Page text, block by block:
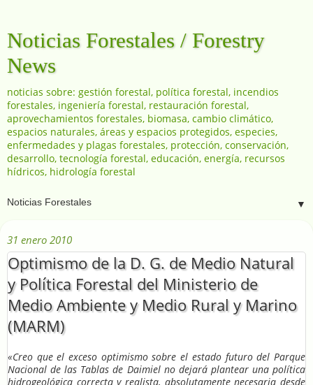
Noticias Forestales / Forestry
News
noticias sobre: gestión forestal, política forestal, incendios
forestales, ingeniería forestal, restauración forestal,
aprovechamientos forestales, biomasa, cambio climático,
espacios naturales, áreas y espacios protegidos, especies,
enfermedades y plagas forestales, protección, conservación,
desarrollo, tecnología forestal, educación, energía, recursos
hídricos, hidrología forestal
▼
31 enero 2010
Optimismo de la D. G. de Medio Natural
y Política Forestal del Ministerio de
Medio Ambiente y Medio Rural y Marino
(MARM)
«Creo que el exceso optimismo sobre el estado futuro del Parque
Nacional de las Tablas de Daimiel no dejará plantear una política
hidrogeológica correcta y realista, absolutamente necesaria desde